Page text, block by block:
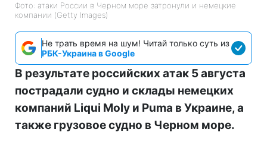
Фото: атаки России в Черном море затронули и немецкие
компании (Getty Images)
Не трать время на шум! Читай только суть из
РБК-Украина в Google
В результате российских атак 5 августа
пострадали судно и склады немецких
компаний Liqui Moly и Puma в Украине, а
также грузовое судно в Черном море.